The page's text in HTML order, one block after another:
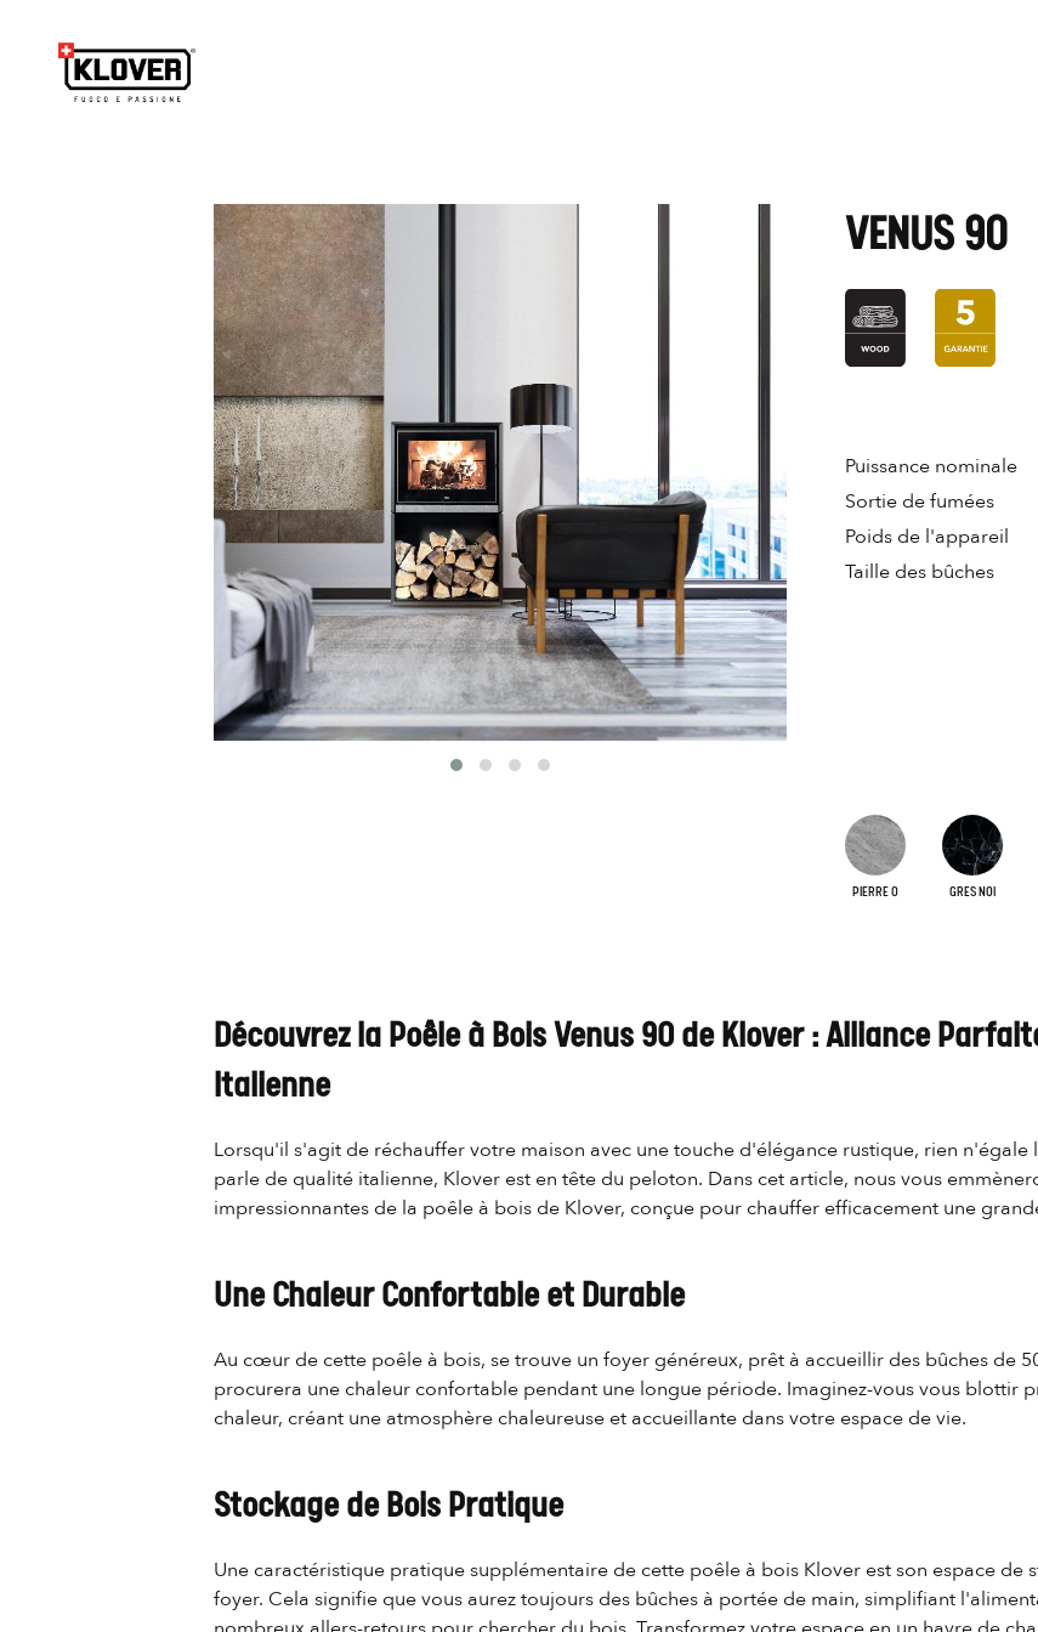
VENUS 90
Puissance nominale
Sortie de fumées
Poids de l'appareil
Taille des bûches
PIERRE O GRES NOI
Découvrez la Poêle à Bois Venus 90 de Klover : Alliance
Italienne
Lorsqu'il s'agit de réchauffer votre maison avec une touche d'élégance rustique, rien
parle de qualité italienne, Klover est en tête du peloton. Dans cet article, nous vous
impressionnantes de la poêle à bois de Klover, conçue pour chauffer efficacement une
Une Chaleur Confortable et Durable
Au cœur de cette poêle à bois, se trouve un foyer généreux, prêt à accueillir des bûches de
procurera une chaleur confortable pendant une longue période. Imaginez-vous vous blottir
chaleur, créant une atmosphère chaleureuse et accueillante dans votre espace de vie.
Stockage de Bois Pratique
Une caractéristique pratique supplémentaire de cette poêle à bois Klover est son espace de
foyer. Cela signifie que vous aurez toujours des bûches à portée de main, simplifiant